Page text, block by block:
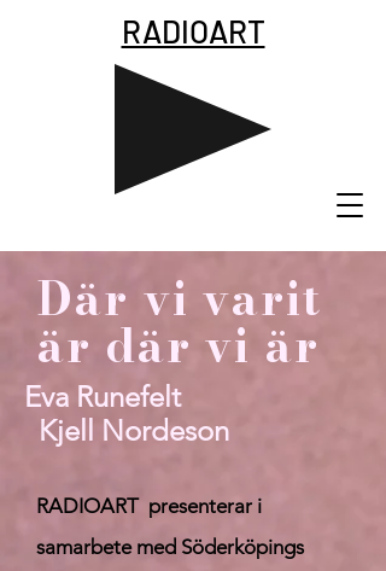
RADIOART
Där vi varit
är där vi är
Eva Runefelt
Kjell Nordeson
RADIOART presenterar i
samarbete med Söderköpings